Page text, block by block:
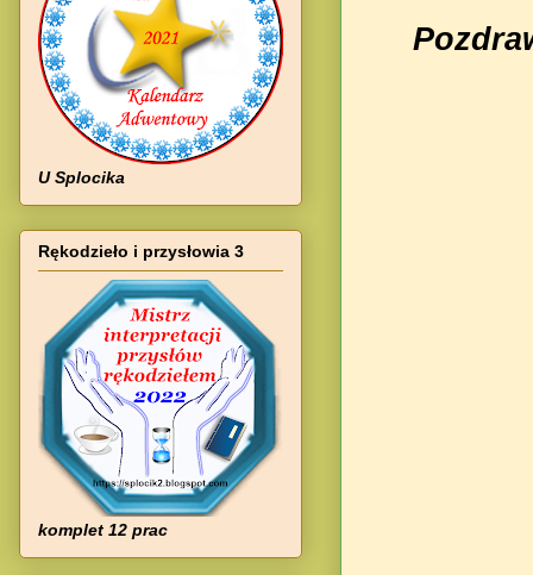
U Splocika
Rękodzieło i przysłowia 3
komplet 12 prac